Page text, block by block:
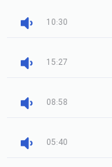
10:30
15:27
08:58
05:40